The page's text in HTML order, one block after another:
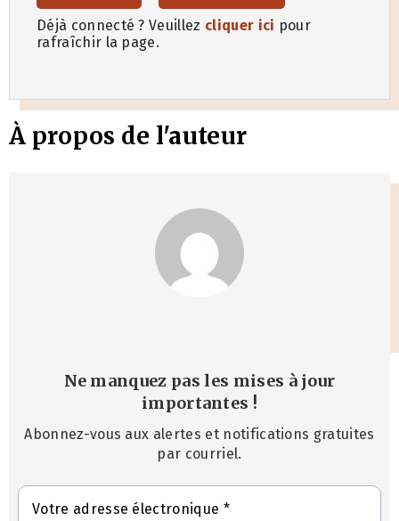
Déjà connecté ? Veuillez cliquer ici pour
rafraîchir la page.
À propos de l'auteur
Ne manquez pas les mises à jour
importantes !
Abonnez-vous aux alertes et notifications gratuites
par courriel.